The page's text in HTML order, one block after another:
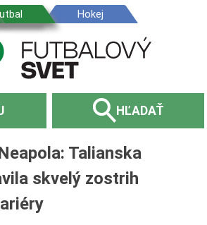
HĽADAŤ
Talianska
skvelý zostrih